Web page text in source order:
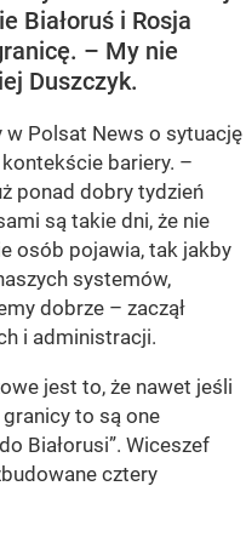
Białoruś i Rosja
– My nie
Duszczyk.
w Polsat News o sytuację
bariery. –
ponad dobry tydzień
są takie dni, że nie
osób pojawia, tak jakby
systemów,
dobrze – zaczął
i administracji.
jest to, że nawet jeśli
to są one
Białorusi”. Wiceszef
cztery